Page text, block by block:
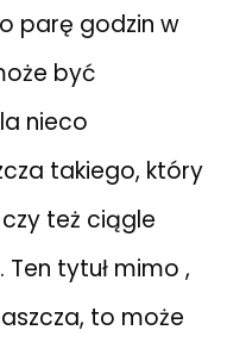
parę godzin w
być
nieco
takiego, który
też ciągle
tytuł mimo ,
to może